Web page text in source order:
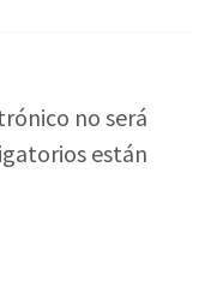
no será
están